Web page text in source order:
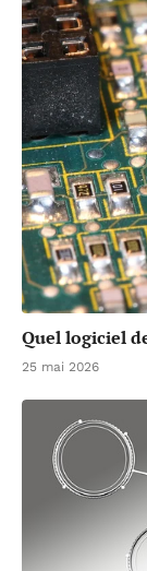
Quel logiciel
25 mai 2026